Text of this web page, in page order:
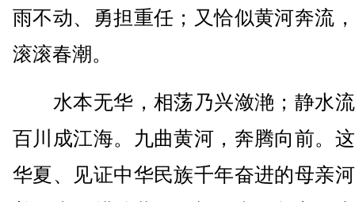
雨不动、勇担重任；又恰似黄河奔流
滚滚春潮。
水本无华，相荡乃兴潋滟；静水
百川成江海。九曲黄河，奔腾向前。
华夏、见证中华民族千年奋进的母亲